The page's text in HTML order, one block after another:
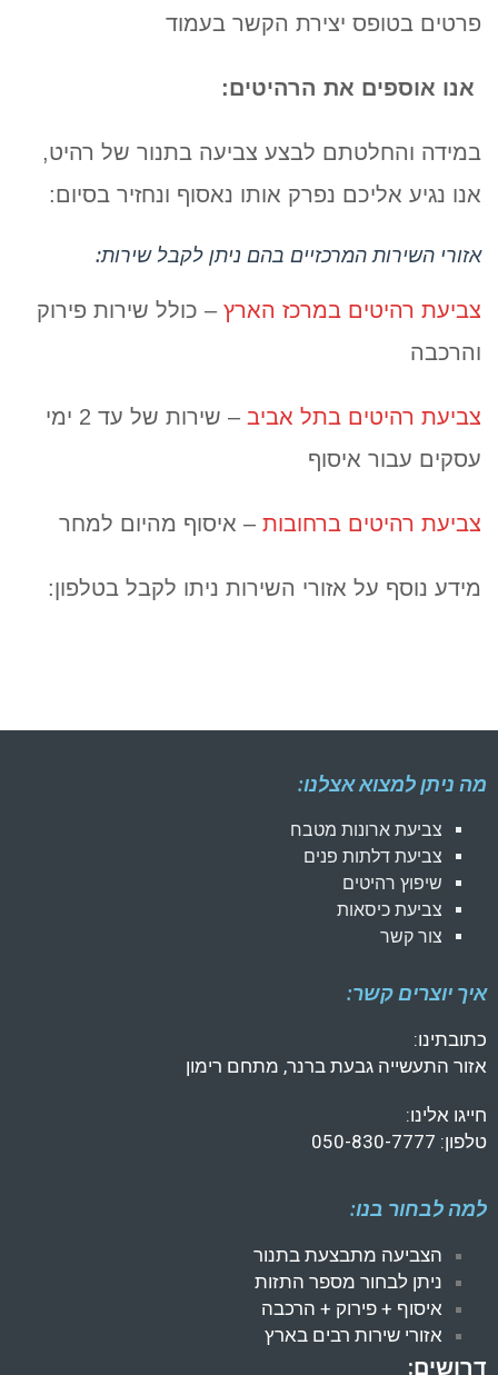
פרטים בטופס יצירת הקשר בעמוד
אנו אוספים את הרהיטים:
במידה והחלטתם לבצע צביעה בתנור של רהיט,
אנו נגיע אליכם נפרק אותו נאסוף ונחזיר בסיום:
אזורי השירות המרכזיים בהם ניתן לקבל שירות:
צביעת רהיטים במרכז הארץ – כולל שירות פירוק
והרכבה
צביעת רהיטים בתל אביב
– שירות של עד 2 ימי
עסקים עבור איסוף
צביעת רהיטים ברחובות – איסוף מהיום למחר
מידע נוסף על אזורי השירות ניתו לקבל בטלפון:
מה ניתן למצוא אצלנו:
צביעת ארונות מטבח
צביעת דלתות פנים
שיפוץ רהיטים
צביעת כיסאות
צור קשר
איך יוצרים קשר:
כתובתינו:
אזור התעשייה גבעת ברנר, מתחם רימון
חייגו אלינו:
טלפון: 050-830-7777
למה לבחור בנו:
הצביעה מתבצעת בתנור
ניתן לבחור מספר התזות
איסוף + פירוק + הרכבה
אזורי שירות רבים בארץ
דרושים: